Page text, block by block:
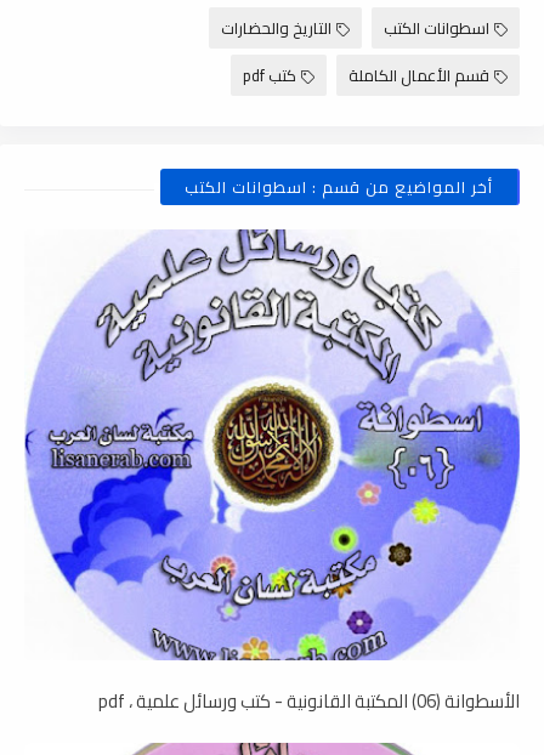
اسطوانات الكتب
التاريخ والحضارات
قسم الأعمال الكاملة
كتب pdf
أخر المواضيع من قسم : اسطوانات الكتب
الأسطوانة (06) المكتبة القانونية - كتب ورسائل علمية ، pdf